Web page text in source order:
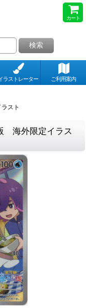
カート
検索
ラストレーター ご利用案内
スト
海外限定イラス